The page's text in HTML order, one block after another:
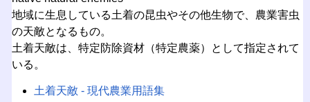
地域に生息している土着の昆虫やその他生物で、農業害虫
の天敵となるもの。
土着天敵は、特定防除資材（特定農薬）として指定されて
いる。
土着天敵 - 現代農業用語集